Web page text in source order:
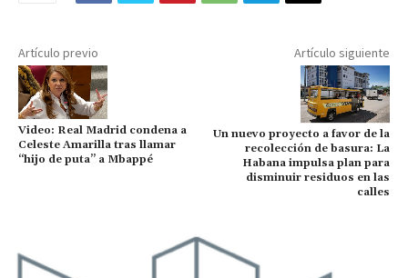
Artículo previo
Video: Real Madrid condena a
Celeste Amarilla tras llamar
“hijo de puta” a Mbappé
Artículo siguiente
Un nuevo proyecto a favor de la
recolección de basura: La
Habana impulsa plan para
disminuir residuos en las
calles